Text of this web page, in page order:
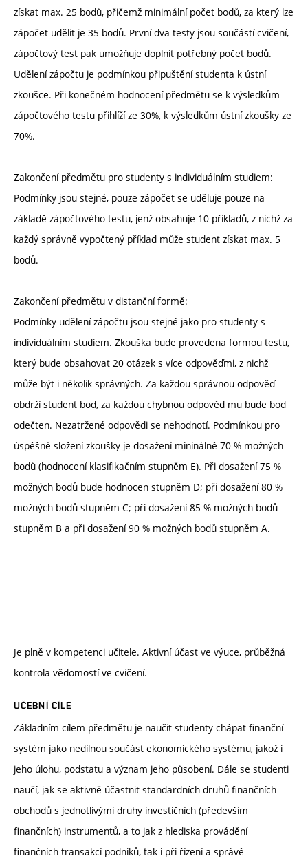
získat max. 25 bodů, přičemž minimální počet bodů, za který lze
zápočet udělit je 35 bodů. První dva testy jsou součástí cvičení,
zápočtový test pak umožňuje doplnit potřebný počet bodů.
Udělení zápočtu je podmínkou připuštění studenta k ústní
zkoušce. Při konečném hodnocení předmětu se k výsledkům
zápočtového testu přihlíží ze 30%, k výsledkům ústní zkoušky ze
70%.
Zakončení předmětu pro studenty s individuálním studiem:
Podmínky jsou stejné, pouze zápočet se uděluje pouze na
základě zápočtového testu, jenž obsahuje 10 příkladů, z nichž za
každý správně vypočtený příklad může student získat max. 5
bodů.
Zakončení předmětu v distanční formě:
Podmínky udělení zápočtu jsou stejné jako pro studenty s
individuálním studiem. Zkouška bude provedena formou testu,
který bude obsahovat 20 otázek s více odpověďmi, z nichž
může být i několik správných. Za každou správnou odpověď
obdrží student bod, za každou chybnou odpověď mu bude bod
odečten. Nezatržené odpovědi se nehodnotí. Podmínkou pro
úspěšné složení zkoušky je dosažení mininálně 70 % možných
bodů (hodnocení klasifikačním stupněm E). Při dosažení 75 %
možných bodů bude hodnocen stupněm D; při dosažení 80 %
možných bodů stupněm C; při dosažení 85 % možných bodů
stupněm B a při dosažení 90 % možných bodů stupněm A.
Je plně v kompetenci učitele. Aktivní účast ve výuce, průběžná
kontrola vědomostí ve cvičení.
UČEBNÍ CÍLE
Základním cílem předmětu je naučit studenty chápat finanční
systém jako nedílnou součást ekonomického systému, jakož i
jeho úlohu, podstatu a význam jeho působení. Dále se studenti
naučí, jak se aktivně účastnit standardních druhů finančních
obchodů s jednotlivými druhy investičních (především
finančních) instrumentů, a to jak z hlediska provádění
finančních transakcí podniků, tak i při řízení a správě